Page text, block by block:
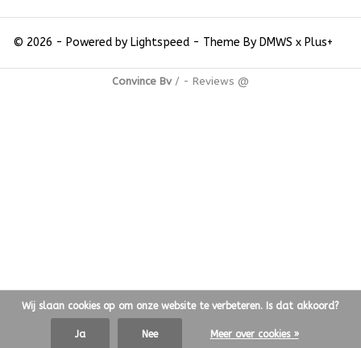
© 2026 - Powered by Lightspeed- Theme By DMWS x Plus+
Convince Bv/ - Reviews @
Wij slaan cookies op om onze website te verbeteren. Is dat akkoord?
Ja Nee Meer over cookies »